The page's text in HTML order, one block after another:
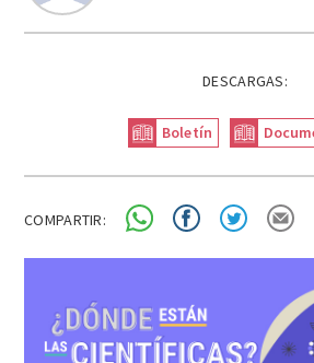
DESCARGAS:
Boletín
COMPARTIR: